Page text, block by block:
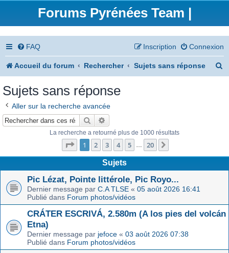
Forums Pyrénées Team |
FAQ Connexion
Inscription
Accueil du forum Rechercher Sujets sans réponse
Sujets sans réponse
Aller sur la recherche avancée
Rechercher
La recherche a retourné plus de 1000 résultats
Page 1sur20
1 2 3 4 5 … 20
Sujets
Pic Lézat, Pointe littérole, Pic Royo...
Dernier message par C.A TLSE « 05 août 2026 16:41
Publié dans Forum photos/vidéos
CRÁTER ESCRIVÁ, 2.580m (A los pies del volcán
Etna)
Dernier message par jefoce « 03 août 2026 07:38
Publié dans Forum photos/vidéos